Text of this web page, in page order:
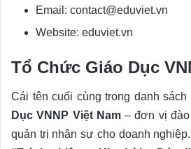
Email: contact@eduviet.vn
Website: eduviet.vn
Tổ Chức Giáo Dục
Cái tên cuối cùng trong danh sách
Dục VNNP Việt Nam– đơn vị đào
quản trị nhân sự cho doanh